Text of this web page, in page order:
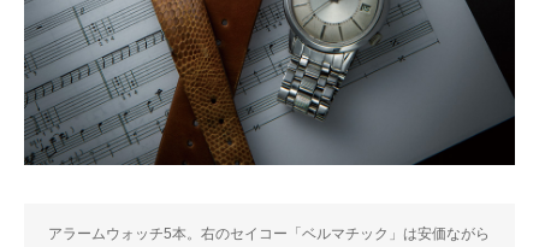
アラームウォッチ5本。右のセイコー「ベルマチック」は安価ながら